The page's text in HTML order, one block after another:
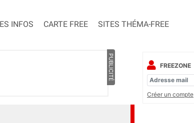
INFOS CARTE FREE SITES THÉMA-FREE
PUBLICITÉ
FREEZONE
Créer un compte